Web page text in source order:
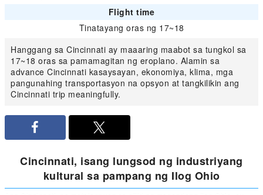
Flight time
Tinatayang oras ng 17~18
Hanggang sa Cincinnati ay maaaring maabot sa tungkol sa
17~18 oras sa pamamagitan ng eroplano. Alamin sa
advance Cincinnati kasaysayan, ekonomiya, klima, mga
pangunahing transportasyon na opsyon at tangkilikin ang
Cincinnati trip meaningfully.
Cincinnati, isang lungsod ng industriyang
kultural sa pampang ng Ilog Ohio